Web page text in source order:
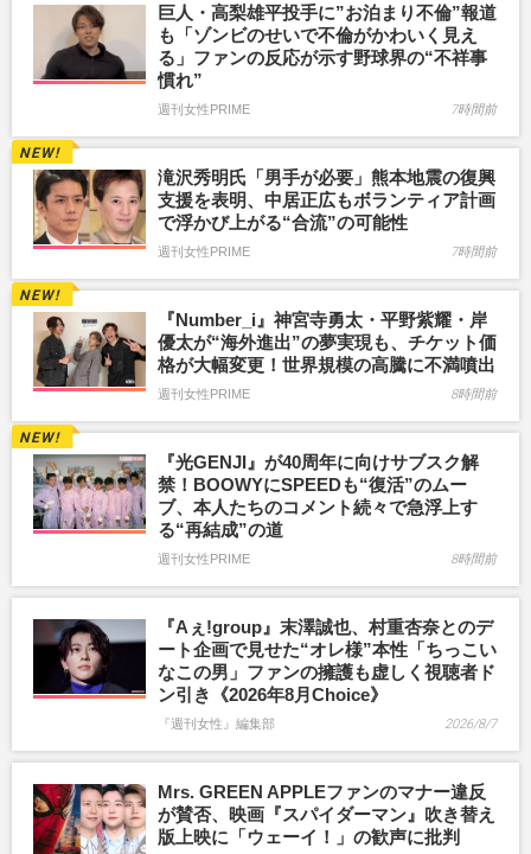
巨人・高梨雄平投手に”お泊まり不倫”報道
も「ゾンビのせいで不倫がかわいく見え
る」ファンの反応が示す野球界の“不祥事
慣れ”
週刊女性PRIME 7時間前
滝沢秀明氏「男手が必要」熊本地震の復興
支援を表明、中居正広もボランティア計画
で浮かび上がる“合流”の可能性
週刊女性PRIME 7時間前
『Number_i』神宮寺勇太・平野紫耀・岸
優太が“海外進出”の夢実現も、チケット価
格が大幅変更！世界規模の高騰に不満噴出
週刊女性PRIME 8時間前
『光GENJI』が40周年に向けサブスク解
禁！BOOWYにSPEEDも“復活”のムー
ブ、本人たちのコメント続々で急浮上す
る“再結成”の道
週刊女性PRIME 8時間前
『Aぇ!group』末澤誠也、村重杏奈とのデ
ート企画で見せた“オレ様”本性「ちっこい
なこの男」ファンの擁護も虚しく視聴者ド
ン引き《2026年8月Choice》
『週刊女性』編集部 2026/8/7
Mrs. GREEN APPLEファンのマナー違反
が賛否、映画『スパイダーマン』吹き替え
版上映に「ウェーイ！」の歓声に批判